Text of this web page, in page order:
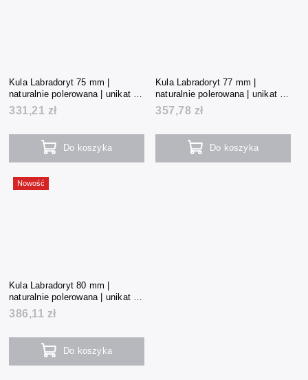
Kula Labradoryt 75 mm |
naturalnie polerowana | unikat |
621 g | Madagaskar
331,21 zł
Do koszyka
Kula Labradoryt 77 mm |
naturalnie polerowana | unikat |
673 g | Madagaskar
357,78 zł
Do koszyka
Nowość
Kula Labradoryt 80 mm |
naturalnie polerowana | unikat |
724 g | Madagaskar
386,11 zł
Do koszyka